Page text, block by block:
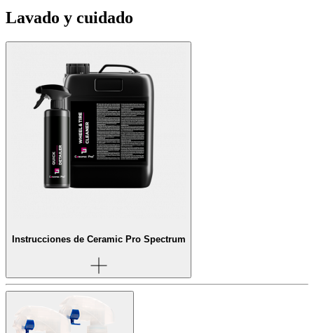
Lavado y cuidado
Instrucciones de Ceramic Pro Spectrum